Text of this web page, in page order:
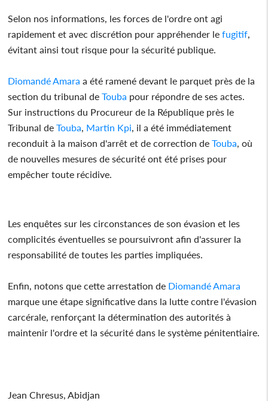
Selon nos informations, les forces de l'ordre ont agi
rapidement et avec discrétion pour appréhender lefugitif
évitant ainsi tout risque pour la sécurité publique.
Diomandé Amara a été ramené devant le parquet près de la
section du tribunal deTouba pour répondre de ses actes.
Sur instructions du Procureur de la République près le
Tribunal deTouba Martin Kpi , il a été immédiatement
reconduit à la maison d'arrêt et de correction deTouba , où
de nouvelles mesures de sécurité ont été prises pour
empêcher toute récidive.
Les enquêtes sur les circonstances de son évasion et les
complicités éventuelles se poursuivront afin d'assurer la
responsabilité de toutes les parties impliquées.
Enfin, notons que cette arrestation de Diomandé Amara
marque une étape significative dans la lutte contre l'évasion
carcérale, renforçant la détermination des autorités à
maintenir l'ordre et la sécurité dans le système pénitentiaire.
Jean Chresus, Abidjan